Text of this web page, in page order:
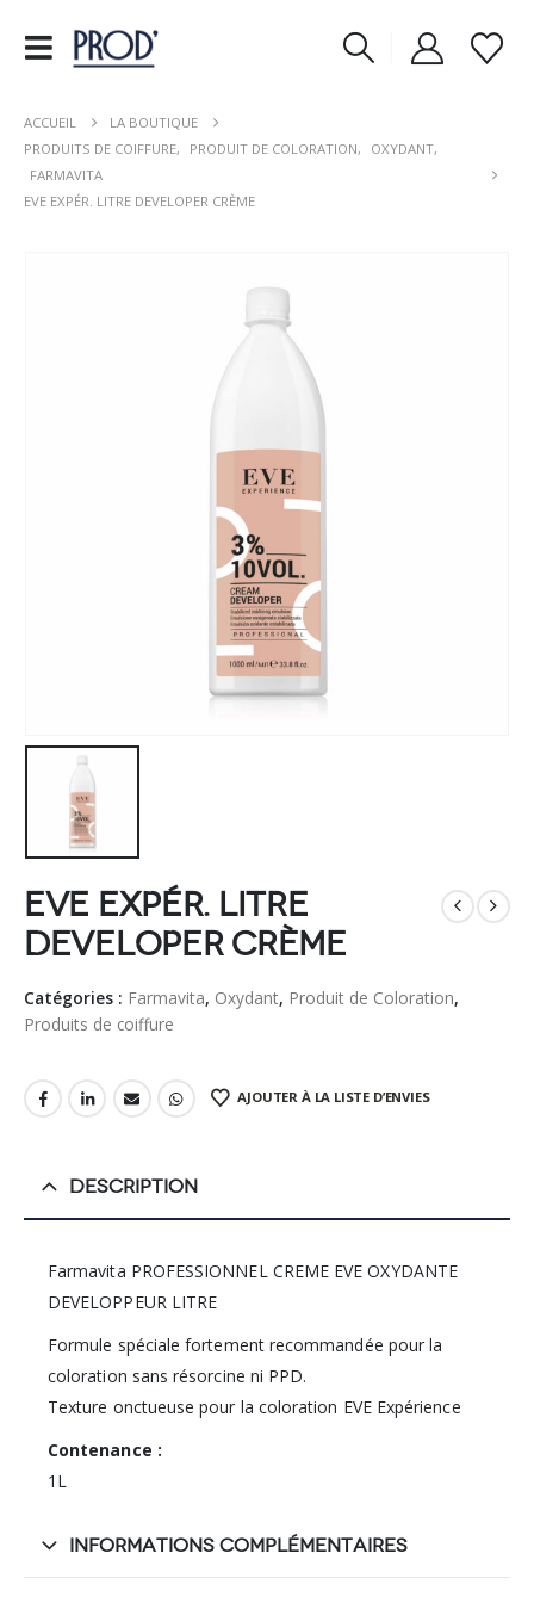
ACCUEIL
LA BOUTIQUE
PRODUITS DE COIFFURE, PRODUIT DE COLORATION, OXYDANT,
FARMAVITA
EVE EXPÉR. LITRE DEVELOPER CRÈME
Eve Expér. litre
developer crème
Catégories : Farmavita, Oxydant, Produit de Coloration,
Produits de coiffure
AJOUTER À LA LISTE D’ENVIES
DESCRIPTION
Farmavita PROFESSIONNEL CREME EVE OXYDANTE
DEVELOPPEUR LITRE
Formule spéciale fortement recommandée pour la
coloration sans résorcine ni PPD.
Texture onctueuse pour la coloration EVE Expérience
Contenance :
1L
INFORMATIONS COMPLÉMENTAIRES